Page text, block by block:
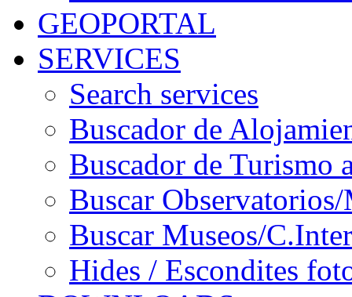
GEOPORTAL
SERVICES
Search services
Buscador de
Buscador de Turismo
Buscar
Buscar Museos/
Hides / Escondites